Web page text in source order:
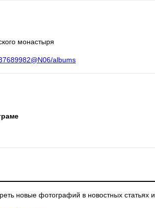
монастыря
albums
новые фотографий в новостных статьях и